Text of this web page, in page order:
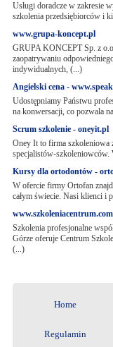
Usługi doradcze w zakresie
szkolenia przedsiębiorców i
www.grupa-koncept.pl
GRUPA KONCEPT Sp. z
zaopatrywaniu
indywidualnych, (...)
Angielski cena -
Udostępniamy Państwu
na konwersacji, co pozwala
Scrum szkolenie - oneyit.pl
Oney It to firma szkoleniowa
specjalistów-
Kursy dla ortodontów -
W ofercie firmy Ortofan
całym świecie. Nasi klienci i
Szkolenia profesjonalne
Górze oferuje Centrum
(...)
Home
Regulamin